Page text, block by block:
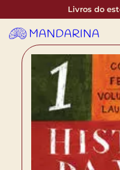
Livros do